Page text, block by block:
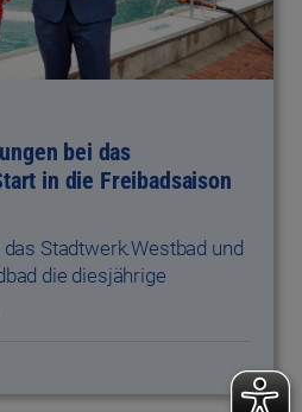
bei das
in die Freibadsaison
Stadtwerk.Westbad und
die diesjährige